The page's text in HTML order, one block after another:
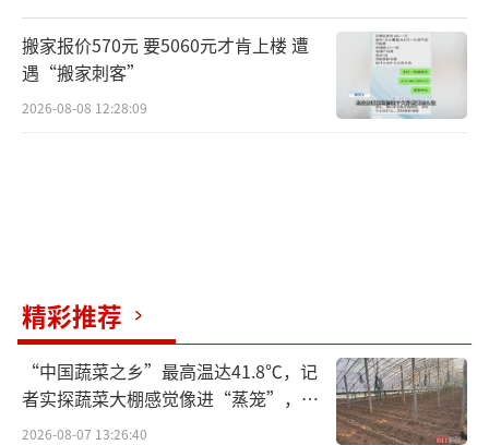
制伊蚊繁殖能力和病毒传播能力。马来西亚卫
生部曾于2017年在雪兰莪州试点这一计划，结
果登革热病例降低了50%至80%。该国计划今
年9月向更多州推广这一计划。
革热疫情）。”（执笔记者：颜昊；参与记
者：王迪、袁梦晨、章建华、郁玮）
搬家报价570元 要5060元才肯上楼 遭
遇“搬家刺客”
2026-08-08 12:28:09
精彩推荐
“中国蔬菜之乡”最高温达41.8℃，记
者实探蔬菜大棚感觉像进“蒸笼”，有
村民称只能凌晨两点起来干活
2026-08-07 13:26:40